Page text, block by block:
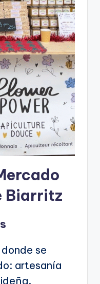
Biarritz
donde se
artesanía